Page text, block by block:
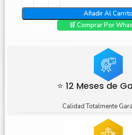
Añadir Al Carrito
🛒 Comprar Por
⭐ 12 Meses de
Calidad Totalmente